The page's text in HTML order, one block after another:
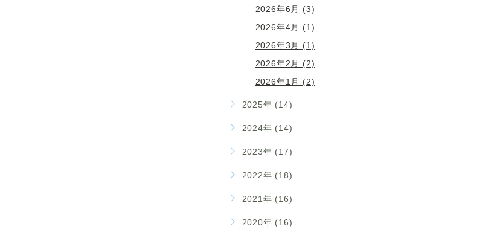
2026年6月 (3)
2026年4月 (1)
2026年3月 (1)
2026年2月 (2)
2026年1月 (2)
2025年 (14)
2024年 (14)
2023年 (17)
2022年 (18)
2021年 (16)
2020年 (16)